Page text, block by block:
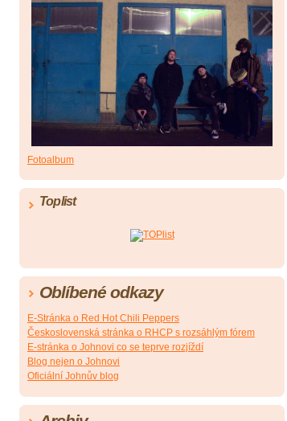
Fotoalbum
Toplist
Oblíbené odkazy
E-Stránka o Red Hot Chili Peppers
Československá stránka o RHCP s rozsáhlým fórem
E-stránka o Johnovi co se teprve rozjíždí
Blog nejen o Johnovi
Oficiální Johnův blog